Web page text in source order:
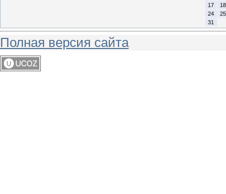
17
18
24
25
31
Полная версия сайта